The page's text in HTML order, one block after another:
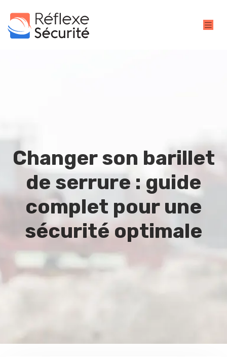
Changer son barillet
de serrure : guide
complet pour une
sécurité optimale